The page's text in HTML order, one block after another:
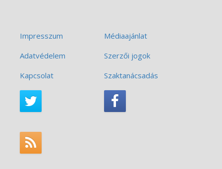
Impresszum
Médiaajánlat
Adatvédelem
Szerzői jogok
Kapcsolat
Szaktanácsadás